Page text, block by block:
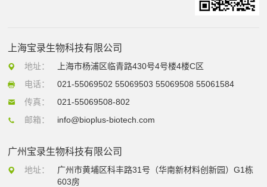
上海宝录生物科技有限公司
地址：
上海市杨浦区临青路430号4号楼4楼C区
电话：
021-55069502 55069503 55069508 55061584
传真：
021-55069508-802
邮箱：
info@bioplus-biotech.com
广州宝录生物科技有限公司
地址：
广州市黄埔区科丰路31号（华南新材料创新园）G1栋
603房